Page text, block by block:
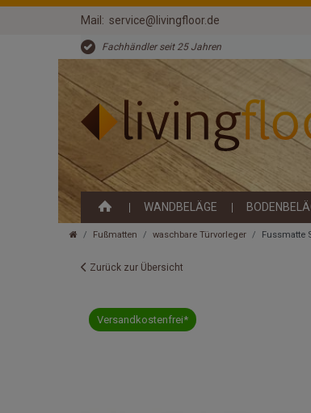
Mail: service@livingfloor.de
Fachhändler seit 25 Jahren
WANDBELÄGE
Fußmatten waschbare Türvorleger Fussmatte
Zurück zur Übersicht
Versandkostenfrei*